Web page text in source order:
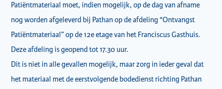
Patiëntmateriaal moet, indien mogelijk, op de dag van afname
nog worden afgeleverd bij Pathan op de afdeling “Ontvangst
Patiëntmateriaal” op de 12e etage van het Franciscus Gasthuis.
Deze afdeling is geopend tot 17.30 uur.
Dit is niet in alle gevallen mogelijk, maar zorg in ieder geval dat
het materiaal met de eerstvolgende bodedienst richting Pathan